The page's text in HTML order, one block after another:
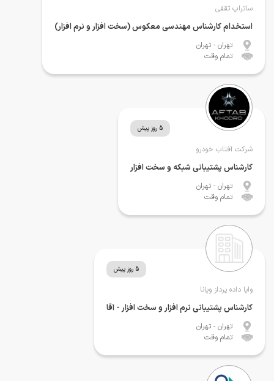
ساتراپ ثقفی
استخدام کارشناس مهندسی معکوس (سخت افزار و نرم افزار)
تهران - تهران
تمام وقت
5 روز پیش
شرکت آفتاب خودرو
کارشناس پشتیبانی شبکه و سخت افزار
تهران - تهران
تمام وقت
5 روز پیش
وایا داده پرداز ویانا
کارشناس پشتیبانی نرم افزار و سخت افزار - آقا
تهران - تهران
تمام وقت